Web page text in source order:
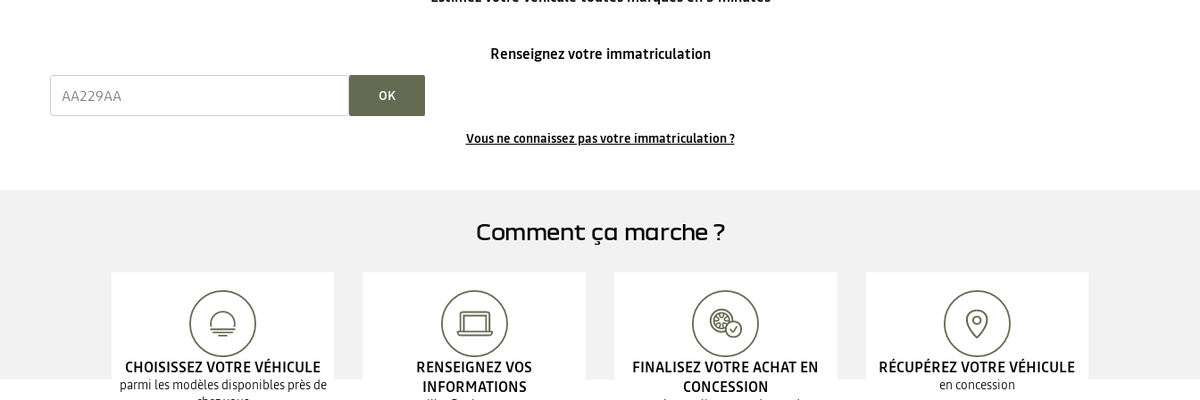
Renseignez votre immatriculation
OK
Vous ne connaissez pas votre immatriculation ?
Comment ça marche ?
CHOISISSEZ VOTRE VÉHICULE
parmi les modèles disponibles près de
RENSEIGNEZ VOS
INFORMATIONS
FINALISEZ VOTRE ACHAT EN
CONCESSION
RÉCUPÉREZ VOTRE VÉHICULE
en concession